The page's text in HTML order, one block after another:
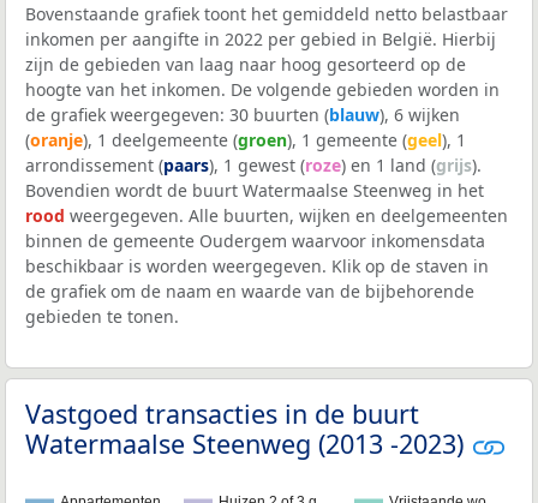
Bovenstaande grafiek toont het gemiddeld netto belastbaar
inkomen per aangifte in 2022 per gebied in België. Hierbij
zijn de gebieden van laag naar hoog gesorteerd op de
hoogte van het inkomen. De volgende gebieden worden in
de grafiek weergegeven: 30 buurten (blauw), 6 wijken
(oranje), 1 deelgemeente (groen), 1 gemeente (geel), 1
arrondissement (paars), 1 gewest (roze) en 1 land (grijs).
Bovendien wordt de buurt Watermaalse Steenweg in het
rood weergegeven. Alle buurten, wijken en deelgemeenten
binnen de gemeente Oudergem waarvoor inkomensdata
beschikbaar is worden weergegeven. Klik op de staven in
de grafiek om de naam en waarde van de bijbehorende
gebieden te tonen.
Vastgoed transacties in de buurt
Watermaalse Steenweg (2013 -2023)